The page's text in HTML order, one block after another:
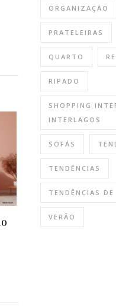
ORGANIZAÇÃO
PRATELEIRAS
QUARTO
RIPADO
SHOPPING
INTERLAGOS
SOFÁS
TENDÊNCIAS
TENDÊNCIAS DE
VERÃO